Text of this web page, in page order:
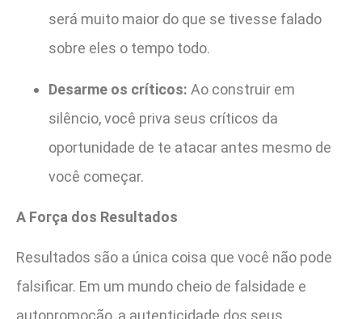
será muito maior do que se tivesse falado
sobre eles o tempo todo.
Desarme os críticos: Ao construir em
silêncio, você priva seus críticos da
oportunidade de te atacar antes mesmo de
você começar.
A Força dos Resultados
Resultados são a única coisa que você não pode
falsificar. Em um mundo cheio de falsidade e